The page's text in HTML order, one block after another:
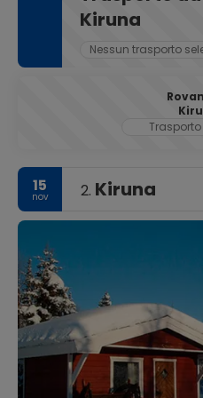
Kiruna
Nessun trasporto
15
nov 2. Kiruna